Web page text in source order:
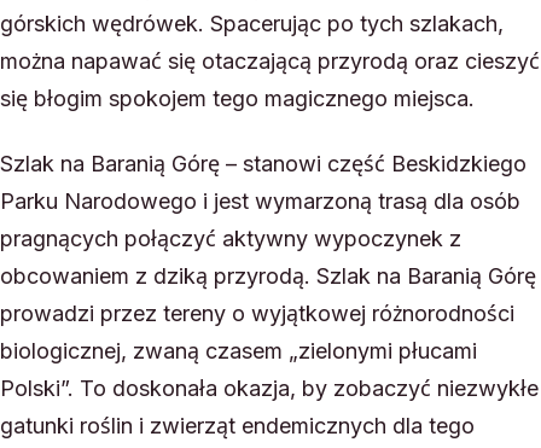
górskich wędrówek. Spacerując po tych szlakach,
można napawać się otaczającą przyrodą oraz cieszyć
się błogim spokojem tego magicznego miejsca.
Szlak na Baranią Górę – stanowi część Beskidzkiego
Parku Narodowego i jest wymarzoną trasą dla osób
pragnących połączyć aktywny wypoczynek z
obcowaniem z dziką przyrodą. Szlak na Baranią Górę
prowadzi przez tereny o wyjątkowej różnorodności
biologicznej, zwaną czasem „zielonymi płucami
Polski”. To doskonała okazja, by zobaczyć niezwykłe
gatunki roślin i zwierząt endemicznych dla tego